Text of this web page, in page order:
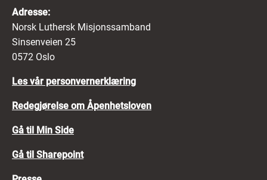
Adresse:
Norsk Luthersk Misjonssamband
Sinsenveien 25
0572 Oslo
Les vår personvernerklæring
Redegjørelse om Åpenhetsloven
Gå til Min Side
Gå til Sharepoint